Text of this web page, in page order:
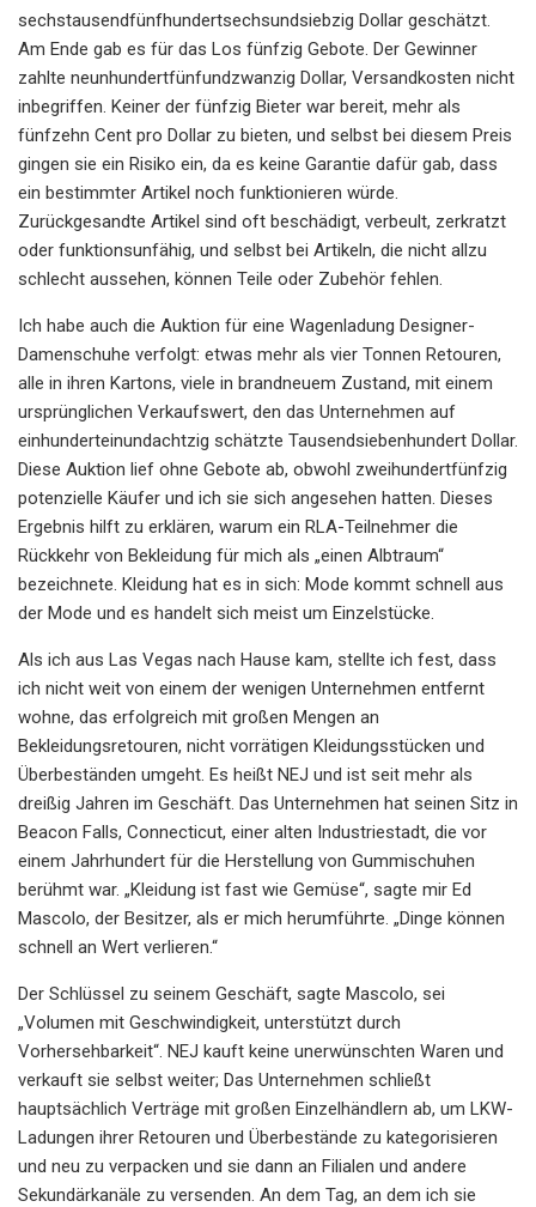
sechstausendfünfhundertsechsundsiebzig Dollar geschätzt.
Am Ende gab es für das Los fünfzig Gebote. Der Gewinner
zahlte neunhundertfünfundzwanzig Dollar, Versandkosten nicht
inbegriffen. Keiner der fünfzig Bieter war bereit, mehr als
fünfzehn Cent pro Dollar zu bieten, und selbst bei diesem Preis
gingen sie ein Risiko ein, da es keine Garantie dafür gab, dass
ein bestimmter Artikel noch funktionieren würde.
Zurückgesandte Artikel sind oft beschädigt, verbeult, zerkratzt
oder funktionsunfähig, und selbst bei Artikeln, die nicht allzu
schlecht aussehen, können Teile oder Zubehör fehlen.
Ich habe auch die Auktion für eine Wagenladung Designer-
Damenschuhe verfolgt: etwas mehr als vier Tonnen Retouren,
alle in ihren Kartons, viele in brandneuem Zustand, mit einem
ursprünglichen Verkaufswert, den das Unternehmen auf
einhunderteinundachtzig schätzte Tausendsiebenhundert Dollar.
Diese Auktion lief ohne Gebote ab, obwohl zweihundertfünfzig
potenzielle Käufer und ich sie sich angesehen hatten. Dieses
Ergebnis hilft zu erklären, warum ein RLA-Teilnehmer die
Rückkehr von Bekleidung für mich als „einen Albtraum“
bezeichnete. Kleidung hat es in sich: Mode kommt schnell aus
der Mode und es handelt sich meist um Einzelstücke.
Als ich aus Las Vegas nach Hause kam, stellte ich fest, dass
ich nicht weit von einem der wenigen Unternehmen entfernt
wohne, das erfolgreich mit großen Mengen an
Bekleidungsretouren, nicht vorrätigen Kleidungsstücken und
Überbeständen umgeht. Es heißt NEJ und ist seit mehr als
dreißig Jahren im Geschäft. Das Unternehmen hat seinen Sitz in
Beacon Falls, Connecticut, einer alten Industriestadt, die vor
einem Jahrhundert für die Herstellung von Gummischuhen
berühmt war. „Kleidung ist fast wie Gemüse“, sagte mir Ed
Mascolo, der Besitzer, als er mich herumführte. „Dinge können
schnell an Wert verlieren.“
Der Schlüssel zu seinem Geschäft, sagte Mascolo, sei
„Volumen mit Geschwindigkeit, unterstützt durch
Vorhersehbarkeit“. NEJ kauft keine unerwünschten Waren und
verkauft sie selbst weiter; Das Unternehmen schließt
hauptsächlich Verträge mit großen Einzelhändlern ab, um LKW-
Ladungen ihrer Retouren und Überbestände zu kategorisieren
und neu zu verpacken und sie dann an Filialen und andere
Sekundärkanäle zu versenden. An dem Tag, an dem ich sie